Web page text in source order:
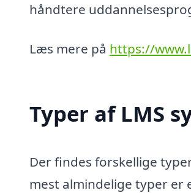
håndtere
Læs mere på https://
Typer af LMS
Der findes forskellige
mest almindelige typer er